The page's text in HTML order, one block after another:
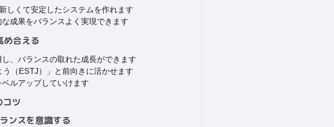
しくて安定したシステムを作れます
成果をバランスよく実現できます
め合える
、バランスの取れた成長ができます
（ESTJ）」と前向きに活かせます
ルアップしていけます
コツ
ンスを意識する